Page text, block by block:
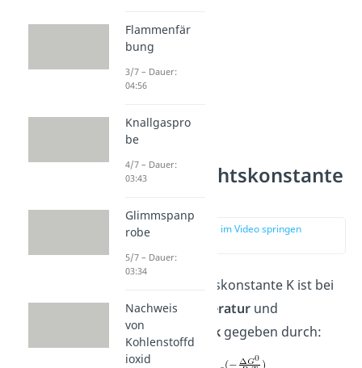
Gleichgewichtskonstante
zur Stelle im Video springen
Die Gleichgewichtskonstante K ist bei
konstanter Temperatur und
konstantem Druck gegeben durch:
Flammenfär
bung
3/7 – Dauer:
04:56
Knallgaspro
be
4/7 – Dauer:
03:43
Glimmspanp
robe
5/7 – Dauer:
03:34
Nachweis
von
Kohlenstoffd
ioxid